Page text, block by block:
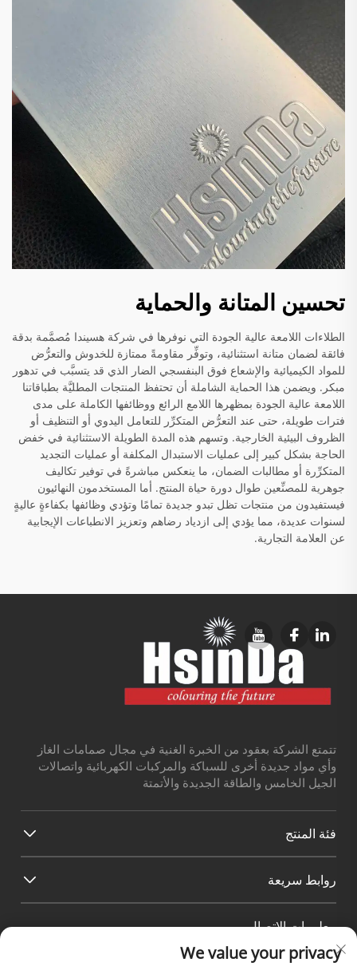
تحسين المتانة والحماية
الطلاءات اللامعة عالية الجودة التي نوفرها في شركة هسيندا مُصمَّمة بدقة
فائقة لضمان متانة استثنائية، وتوفِّر مقاومةً ممتازة للخدوش والتعرُّض
للمواد الكيميائية والإشعاع فوق البنفسجي الضار الذي قد يتسبَّب في تدهور
مبكر. ويضمن هذا الحماية الشاملة أن تحتفظ المنتجات المطليَّة بطباقاتنا
اللامعة عالية الجودة بمظهرها اللامع الرائع ووظائفها الكاملة على مدى
فترات طويلة، حتى عند التعرُّض المتكرِّر للتعامل اليدوي أو التنظيف أو
الظروف البيئية الخارجية. وتسهم هذه المدة الطويلة الاستثنائية في خفض
الحاجة بشكل كبير إلى عمليات الاستبدال المكلفة أو عمليات التجديد
المتكرِّرة أو مطالبات الضمان، ما ينعكس مباشرةً في توفير تكاليف
جوهرية للمصنِّعين طوال دورة حياة المنتج. أما المستخدمون النهائيون
فيستفيدون من منتجات تظل تبدو جديدة تمامًا وتؤدي وظائفها بكفاءةٍ عاليةٍ
لسنوات عديدة، مما يؤدي إلى ازدياد رضاهم وتعزيز الانطباعات الإيجابية
عن العلامة التجارية.
تتمتع الشركة بعقود من الخبرة الغنية في مجال صمامات الغاز
وأي مواد جديدة أخرى للسباكة والمركبات الكهربائية واتصالات
الجيل الخامس والطاقة الجديدة والأتمتة
فئة المنتج
روابط سريعة
معلومات الاتصال
Office add : رقم 38 طريق هواجانغ، المنطقة الجنوبية لميناءWe value your privacy